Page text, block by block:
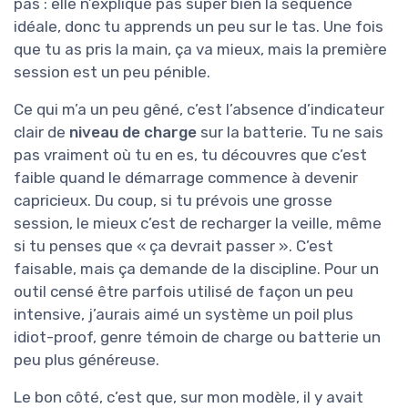
pas : elle n’explique pas super bien la séquence
idéale, donc tu apprends un peu sur le tas. Une fois
que tu as pris la main, ça va mieux, mais la première
session est un peu pénible.
Ce qui m’a un peu gêné, c’est l’absence d’indicateur
clair de niveau de charge sur la batterie. Tu ne sais
pas vraiment où tu en es, tu découvres que c’est
faible quand le démarrage commence à devenir
capricieux. Du coup, si tu prévois une grosse
session, le mieux c’est de recharger la veille, même
si tu penses que « ça devrait passer ». C’est
faisable, mais ça demande de la discipline. Pour un
outil censé être parfois utilisé de façon un peu
intensive, j’aurais aimé un système un poil plus
idiot-proof, genre témoin de charge ou batterie un
peu plus généreuse.
Le bon côté, c’est que, sur mon modèle, il y avait